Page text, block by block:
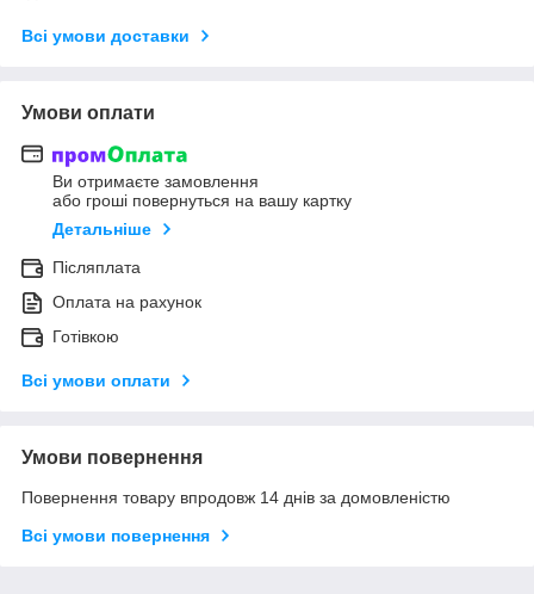
Всі умови доставки
Умови оплати
Ви отримаєте замовлення
або гроші повернуться на вашу картку
Детальніше
Післяплата
Оплата на рахунок
Готівкою
Всі умови оплати
Умови повернення
Повернення товару впродовж 14 днів за домовленістю
Всі умови повернення